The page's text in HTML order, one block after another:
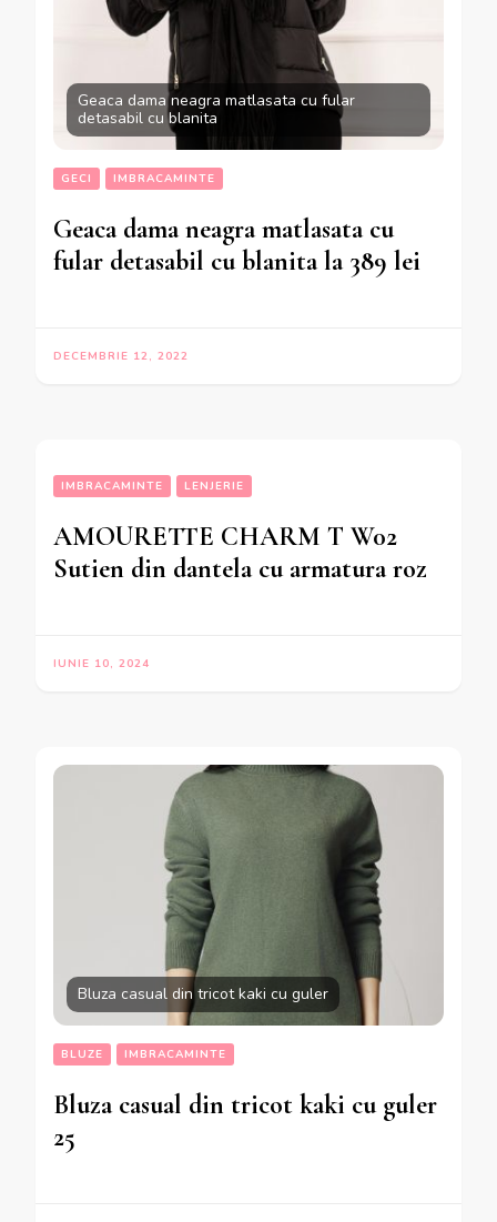
Geaca dama neagra matlasata cu fular
detasabil cu blanita
GECI IMBRACAMINTE
Geaca dama neagra matlasata cu
fular detasabil cu blanita la 389 lei
DECEMBRIE 12, 2022
IMBRACAMINTE LENJERIE
AMOURETTE CHARM T W02
Sutien din dantela cu armatura roz
IUNIE 10, 2024
Bluza casual din tricot kaki cu guler
BLUZE IMBRACAMINTE
Bluza casual din tricot kaki cu guler
25